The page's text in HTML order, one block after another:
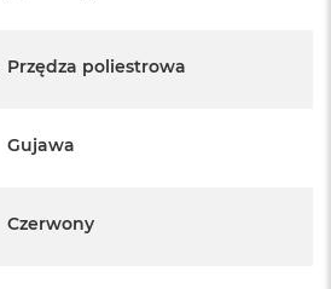
Przędza poliestrowa
Gujawa
Czerwony